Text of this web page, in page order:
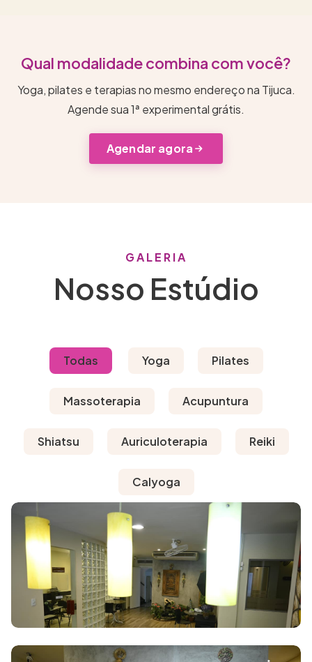
Qual modalidade combina com você?
Yoga, pilates e terapias no mesmo endereço na Tijuca.
Agende sua 1ª experimental grátis.
Agendar agora
GALERIA
Nosso Estúdio
Todas Yoga Pilates
Massoterapia Acupuntura
Shiatsu Auriculoterapia Reiki
Calyoga